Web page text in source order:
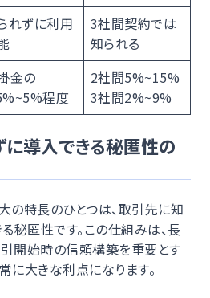
れずに利用
3社間契約では
知られる
金の
程度
2社間5%~15%
3社間2%~9%
導入できる秘匿性の
の特長のひとつは、取引先に知
秘匿性です。この仕組みは、長
開始時の信頼構築を重要とす
大きな利点になります。